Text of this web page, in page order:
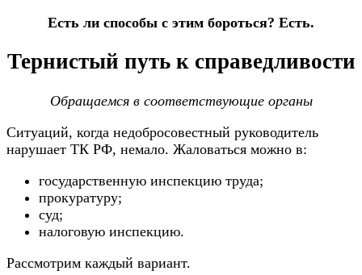
Есть ли способы с этим бороться? Есть.
Тернистый путь к справедливости
Обращаемся в соответствующие органы
Ситуаций, когда недобросовестный руководитель
нарушает ТК РФ, немало. Жаловаться можно в:
государственную инспекцию труда;
прокуратуру;
суд;
налоговую инспекцию.
Рассмотрим каждый вариант.